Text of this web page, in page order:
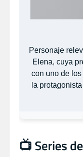
Personaje
Elena, cuya
con uno de
la
📺 Series